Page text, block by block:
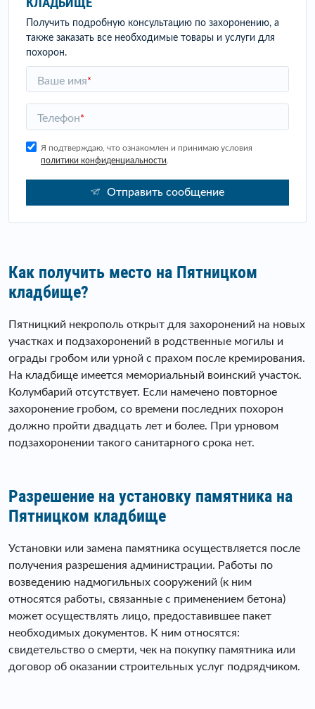
Получить подробную консультацию по захоронению, а
также заказать все необходимые товары и услуги для
похорон.
Ваше имя*
Телефон*
Я подтверждаю, что ознакомлен и принимаю условия
политики конфиденциальности
Отправить сообщение
Как получить место на Пятницком
кладбище?
Пятницкий некрополь открыт для захоронений на новых
участках и подзахоронений в родственные могилы и
ограды гробом или урной с прахом после кремирования.
На кладбище имеется мемориальный воинский участок.
Колумбарий отсутствует. Если намечено повторное
захоронение гробом, со времени последних похорон
должно пройти двадцать лет и более. При урновом
подзахоронении такого санитарного срока нет.
Разрешение на установку памятника на
Пятницком кладбище
Установки или замена памятника осуществляется после
получения разрешения администрации. Работы по
возведению надмогильных сооружений (к ним
относятся работы, связанные с применением бетона)
может осуществлять лицо, предоставившее пакет
необходимых документов. К ним относятся:
свидетельство о смерти, чек на покупку памятника или
договор об оказании строительных услуг подрядчиком.